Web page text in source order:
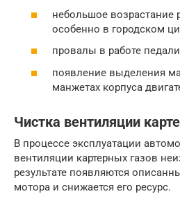
небольшое возрастание
особенно в городском
провалы в работе
появление выделения
манжетах корпуса
Чистка вентиляции
В процессе эксплуатации
вентиляции картерных газов
результате появляются
мотора и снижается его ресурс.